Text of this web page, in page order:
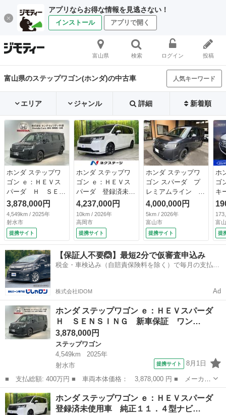
アプリならお得な情報を見逃さない！
インストール アプリで開く
富山県 検索 ログイン 投稿
富山県のステップワゴン(ホンダ)の中古車 人気キーワード
エリア ジャンル 詳細 新着順
ホンダ ステップワ
ゴン ｅ：ＨＥＶス
パーダ Ｈ ＳＥＮ
ＳＩＮＧ 新車保
証 ワンオ－ナ－
ＬＥＤライト ＶＳ
Ａ シ－トヒ－タ
－ クルコン アル
ミ スマ－トキ－
盗難防止装置 ＡＡ
Ｃ スペアキ－ ド
アバイザ－ 両席エ
アバック ＵＳＢ入
力 スマキ （検
10.11）
3,878,000円
4,549km / 2025年
射水市
提携サイト
ホンダ ステップワ
ゴン ｅ：ＨＥＶス
パーダ 登録済未使
用車 純正１１．４
型ナビ 両側電動ド
ア 全周囲カメラ
ホンダセンシング
レーダークルーズ
ハーフレザーシー
ト コーナーセンサ
ー ＬＥＤヘッド
純正１６インチアル
4,237,000円
10km / 2026年
高岡市
提携サイト
ホンダ ステップワ
ゴン スパーダ プ
レミアムライン ４
ＷＤ パワーテール
ゲート 両側パワー
スライドドア ＬＥ
Ｄヘッドライト ブ
ラインドスポットイ
ンフォメーション
シートヒーター マ
ルチビューカメラシ
4,000,000円
5km / 2026年
富山市
提携サイト
ホ
ゴ
キ
Ｄ
ア
ニ
コ
イ
ト
ス
富
提
【保証人不要🙆】最短2分で仮審査申込み
税金・車検込み（自賠責保険料を除く）で毎月の支払額
株式会社IDOM Ad
ホンダ ステップワゴン ｅ：ＨＥＶスパーダ
Ｈ ＳＥＮＳＩＮＧ 新車保証 ワン…
3,878,000円
ステップワゴン
4,549km
2025年
射水市
提携サイト 8月1日
■ 支払総額: 400万円 ■ 車両本体価格： 3,878,000 円 ■ メーカー
名： ホンダ ■ 車種名： ステップワゴン ■ グレード名： ｅ：
ＨＥＶスパーダ Ｈ ＳＥＮＳＩＮＧ 新車保証 ワンオ－ナ－ Ｌ
ＥＤライト...
富山 射水市 ステップワゴン
ホンダ ステップワゴン ｅ：ＨＥＶスパーダ
登録済未使用車 純正１１．４型ナビ…